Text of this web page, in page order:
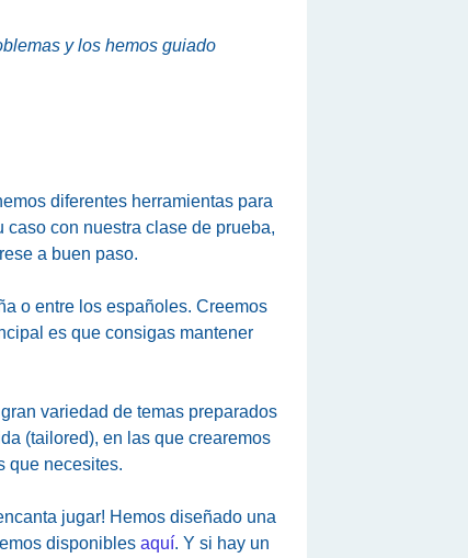
y los hemos guiado
diferentes herramientas para
con nuestra clase de prueba,
a buen paso.
o entre los españoles. Creemos
es que consigas mantener
variedad de temas preparados
(tailored), en las que crearemos
que necesites.
jugar! Hemos diseñado una
disponibles aquí. Y si hay un